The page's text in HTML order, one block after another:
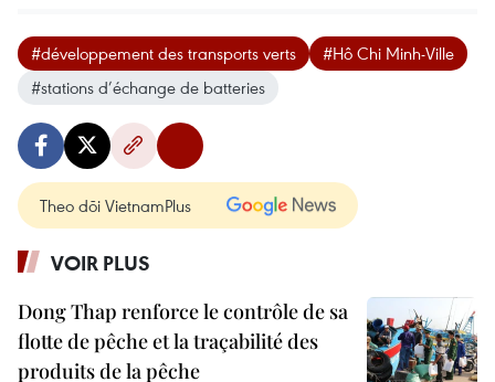
#développement des transports verts
#Hô Chi Minh-Ville
#stations d’échange de batteries
Theo dõi VietnamPlus
VOIR PLUS
Dong Thap renforce le contrôle de sa
flotte de pêche et la traçabilité des
produits de la pêche